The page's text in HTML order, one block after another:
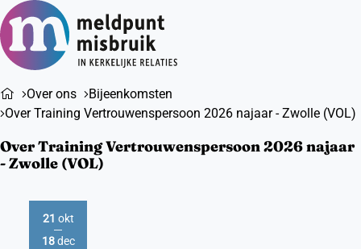
Over ons
Bijeenkomsten
Over Training Vertrouwenspersoon 2026 najaar - Zwolle (VOL)
Over Training Vertrouwenspersoon 2026 najaar
- Zwolle (VOL)
21 okt
18dec